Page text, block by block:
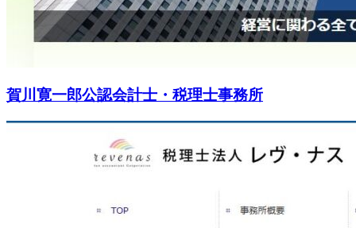
賀川寛一郎公認会計士・税理士事務所